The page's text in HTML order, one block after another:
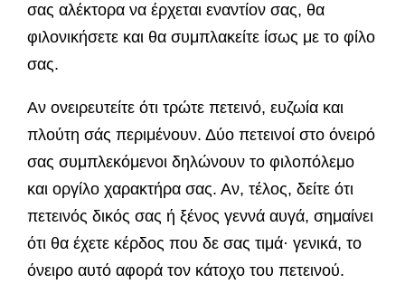
σας αλέκτορα να έρχεται εναντίον σας, θα
φιλονικήσετε και θα συμπλακείτε ίσως με το φίλο
σας.
Αν ονειρευτείτε ότι τρώτε πετεινό, ευζωία και
πλούτη σάς περιμένουν. Δύο πετεινοί στο όνειρό
σας συμπλεκόμενοι δη­λώνουν το φιλοπόλεμο
και οργίλο χαρακτήρα σας. Αν, τέλος, δείτε ότι
πετεινός δικός σας ή ξένος γεννά αυγά, σημαίνει
ότι θα έχετε κέρδος που δε σας τιμά· γενικά, το
όνειρο αυτό αφορά τον κά­τοχο του πετεινού.